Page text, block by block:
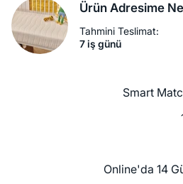
Ürün Adresime
Tahmini Teslimat:
7 iş günü
Smart
Online'da 14